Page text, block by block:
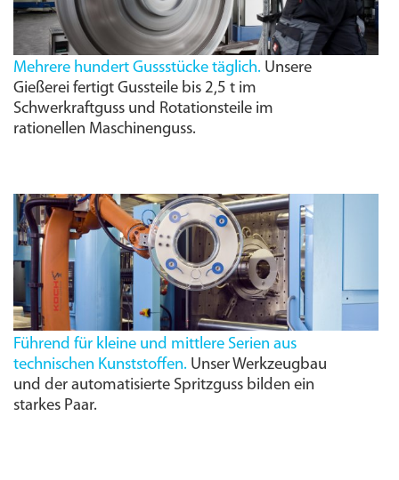
Mehrere hundert Gussstücke täglich. Unsere
Gießerei fertigt Gussteile bis 2,5 t im
Schwerkraftguss und Rotationsteile im
rationellen Maschinenguss.
Führend für kleine und mittlere Serien aus
technischen Kunststoffen. Unser Werkzeugbau
und der automatisierte Spritzguss bilden ein
starkes Paar.